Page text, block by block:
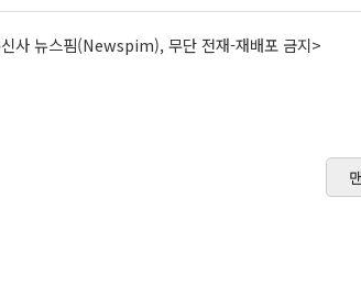
사 뉴스핌(Newspim), 무단 전재-재배포 금지>